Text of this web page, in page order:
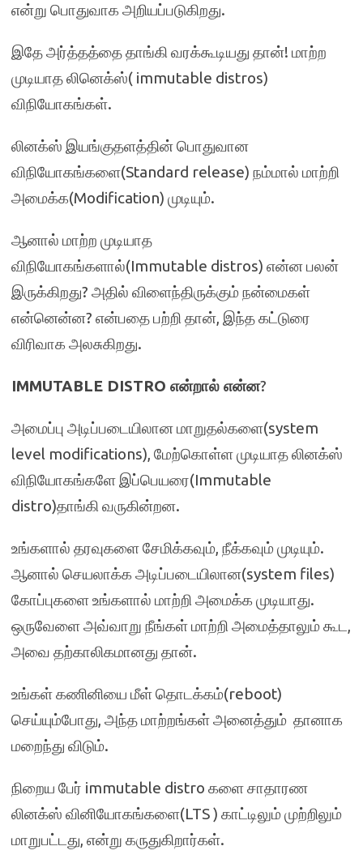
என்று பொதுவாக அறியப்படுகிறது.
இதே அர்த்தத்தை தாங்கி வரக்கூடியது தான்! மாற்ற
முடியாத லினெக்ஸ்( immutable distros)
விநியோகங்கள்.
லினக்ஸ் இயங்குதளத்தின் பொதுவான
விநியோகங்களை(Standard release) நம்மால் மாற்றி
அமைக்க(Modification) முடியும்.
ஆனால் மாற்ற முடியாத
விநியோகங்களால்(Immutable distros) என்ன பலன்
இருக்கிறது? அதில் விளைந்திருக்கும் நன்மைகள்
என்னென்ன? என்பதை பற்றி தான், இந்த கட்டுரை
விரிவாக அலசுகிறது.
IMMUTABLE DISTRO என்றால் என்ன?
அமைப்பு அடிப்படையிலான மாறுதல்களை(system
level modifications), மேற்கொள்ள முடியாத லினக்ஸ்
விநியோகங்களே இப்பெயரை(Immutable
distro)தாங்கி வருகின்றன.
உங்களால் தரவுகளை சேமிக்கவும், நீக்கவும் முடியும்.
ஆனால் செயலாக்க அடிப்படையிலான(system files)
கோப்புகளை உங்களால் மாற்றி அமைக்க முடியாது.
ஒருவேளை அவ்வாறு நீங்கள் மாற்றி அமைத்தாலும் கூட,
அவை தற்காலிகமானது தான்.
உங்கள் கணினியை மீள் தொடக்கம்(reboot)
செய்யும்போது, அந்த மாற்றங்கள் அனைத்தும் தானாக
மறைந்து விடும்.
நிறைய பேர் immutable distro களை சாதாரண
லினக்ஸ் வினியோகங்களை(LTS ) காட்டிலும் முற்றிலும்
மாறுபட்டது, என்று கருதுகிறார்கள்.